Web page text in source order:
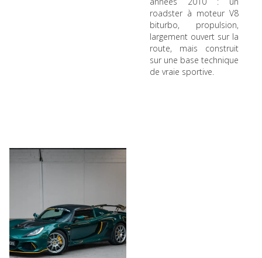
roadster à moteur V8
biturbo, propulsion,
largement ouvert sur la
route, mais construit
sur une base technique
de vraie sportive.